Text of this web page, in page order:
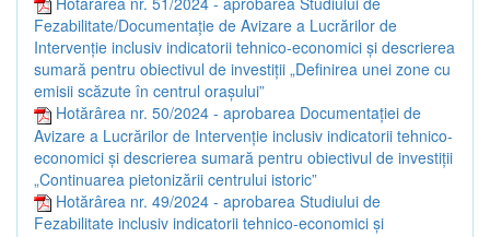
Fezabilitate/Documentație de Avizare a Lucrărilor de
Intervenție inclusiv indicatorii tehnico-economici și descrierea
sumară pentru obiectivul de investiții „Definirea unei zone cu
emisii scăzute în centrul orașului”
Hotărârea nr. 50/2024 - aprobarea Documentației de
Avizare a Lucrărilor de Intervenție inclusiv indicatorii tehnico-
economici și descrierea sumară pentru obiectivul de investiții
„Continuarea pietonizării centrului istoric”
Hotărârea nr. 49/2024 - aprobarea Studiului de
Fezabilitate inclusiv indicatorii tehnico-economici și